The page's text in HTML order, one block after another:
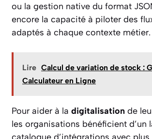
ou la gestion native du format
encore la capacité à piloter des
adaptés à chaque contexte métier.
Lire Calcul de variation de stock :
Calculateur en Ligne
Pour aider à la digitalisation de
les organisations bénéficient d’un